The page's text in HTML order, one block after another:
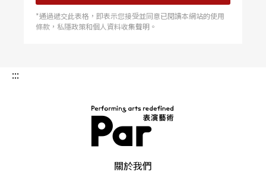
*通過遞交此表格，即表示您接受並同意已閱讀本網站的使用
條款，私隱政策和個人資料收集聲明。
:::
關於我們